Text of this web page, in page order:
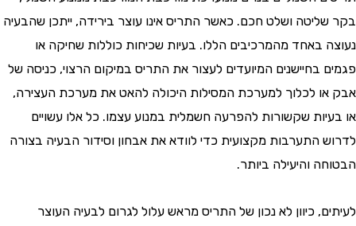
ושלט חכם. כאשר התריס אינו עוצר בירידה, ייתכן שהבעיה
באחד מהמרכיבים הללו. בעיות שכיחות כוללות שחיקה או
בחיישנים המיועדים לעצור את התריס במיקום הרצוי, כניסה של
לכלוך למערכת המסילות היכולה להאט את מערכת העצירה,
שקשורות להפרעה חשמלית במנוע עצמו. כל אלו עשויים
התערבות מקצועית כדי לוודא את אבחון וסידור הבעיה בצורה
והיעילה ביותר.
כיוון לא נכון של התריס מראש עלול לגרום לבעיה העוצר